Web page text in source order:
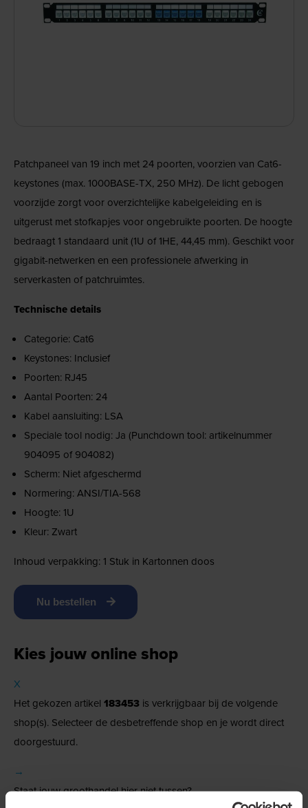
Patchpaneel van 19 inch met 24 poorten, voorzien van Cat6-
keystones (max. 1000BASE-TX, 250 MHz). De licht gebogen
voorzijde zorgt voor overzichtelijke kabelgeleiding en is
uitgerust met stofkapjes voor ongebruikte poorten. De hoogte
bedraagt 1 standaard unit (1U of 1HE, 44,45 mm). Geschikt voor
gigabit-netwerken en een professionele afwerking in
serverkasten of patchruimtes.
Technische details
Categorie: Cat6
Keystones: Inclusief
Poorten: RJ45
Aantal Poorten: 24
Kabel aansluiting: LSA
Speciale tool nodig: Ja (Punchdown tool: artikelnummer
904095 of 904082)
Scherm: Niet afgeschermd
Normering: ANSI/TIA-568
Hoogte: 1U
Kleur: Zwart
Inhoud verpakking: 1 Stuk in Kartonnen doos
Nu bestellen
Kies jouw online shop
X
Het gekozen artikel 183453 is verkrijgbaar bij de volgende
shop(s). Selecteer de desbetreffende shop en je wordt direct
doorgestuurd.
→
Staat jouw groothandel hier niet tussen?